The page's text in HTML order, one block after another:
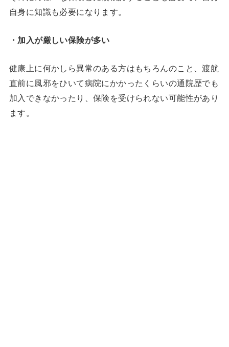
自身に知識も必要になります。
・加入が厳しい保険が多い
健康上に何かしら異常のある方はもちろんのこと、渡航
直前に風邪をひいて病院にかかったくらいの通院歴でも
加入できなかったり、保険を受けられない可能性があり
ます。